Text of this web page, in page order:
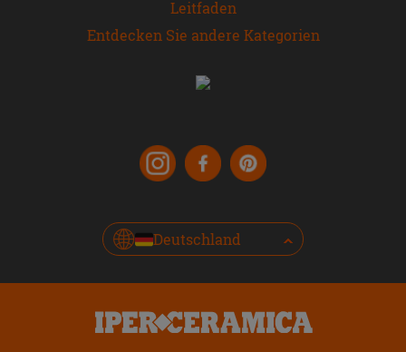
Leitfaden
Entdecken Sie andere Kategorien
Deutschland